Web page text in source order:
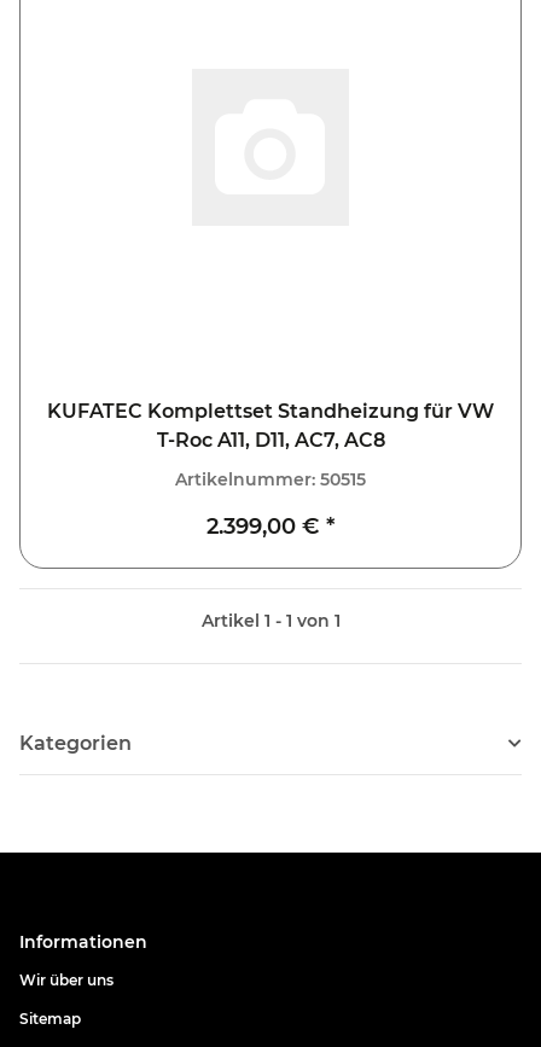
KUFATEC Komplettset Standheizung für VW
T-Roc A11, D11, AC7, AC8
Artikelnummer: 50515
2.399,00 € *
Artikel 1 - 1 von 1
Kategorien
Informationen
Wir über uns
Sitemap